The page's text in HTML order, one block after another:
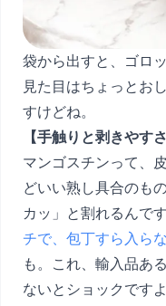
袋から出すと、ゴロ
見た目はちょっとお
すけどね。
【手触りと剥きやすさ
マンゴスチンって、
どいい熟し具合のも
カッ」と割れるんで
チで、包丁すら入ら
も。これ、輸入品あ
ないとショックです